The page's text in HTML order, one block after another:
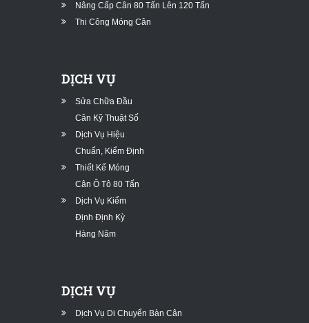
Nâng Cấp Cân 80 Tấn Lên 120 Tấn
Thi Công Móng Cân
DỊCH VỤ
Sửa Chữa Đầu
Cân Kỹ Thuật Số
Dịch Vụ Hiệu
Chuẩn, Kiểm Định
Thiết Kế Móng
Cân Ô Tô 80 Tấn
Dịch Vụ Kiểm
Định Định Kỳ
Hàng Năm
DỊCH VỤ
Dịch Vụ Di Chuyển Bàn Cân